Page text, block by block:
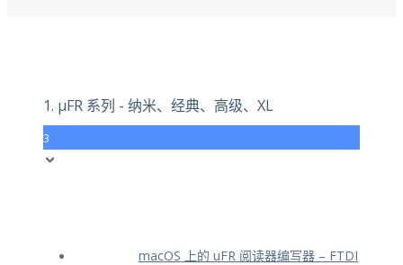
1. μFR 系列 - 纳米、经典、高级、XL
3
macOS 上的 uFR 阅读器编写器 – FTDI